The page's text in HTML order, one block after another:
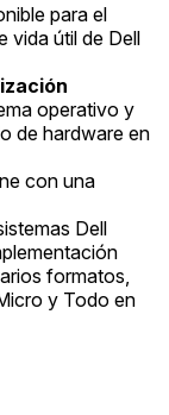
para el
vida útil de Dell
operativo y
de hardware en
con una
Dell
formatos,
y Todo en